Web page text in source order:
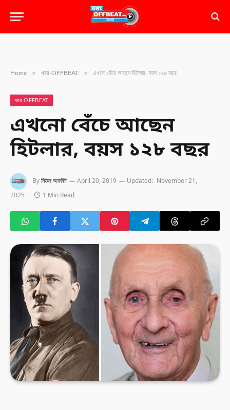
Home » খবর-OFFBEAT » এখনো বেঁচে আছেন হিটলার, বয়স ১২৮ বছর
খবর-OFFBEAT
এখনো বেঁচে আছেন
হিটলার, বয়স ১২৮ বছর
Byনিউজ অফবিট April 20, 2019 Updated: November 21,
2025
1 Min Read